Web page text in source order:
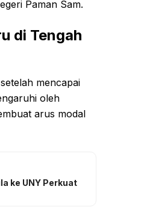
Paman Sam.
di Tengah
mencapai
oleh
arus modal
ke UNY Perkuat